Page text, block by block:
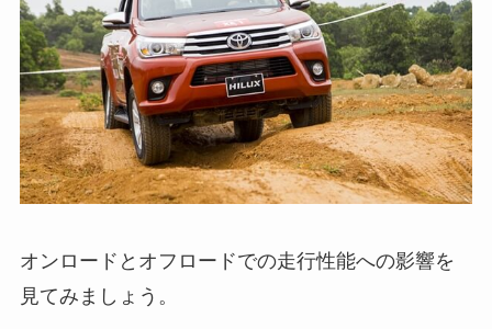
オンロードとオフロードでの走行性能への影響を
見てみましょう。